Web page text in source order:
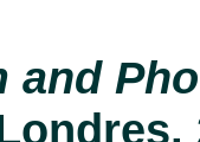
and